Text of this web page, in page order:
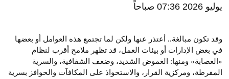
يوليو 2026 07:36 صباحاً
وقد تكون مبالغة.. أعتذر عنها ولكن لما تجتمع هذه العوامل أو بعضها
في بعض الإدارات أو بيئات العمل، قد تظهر ملامح أقرب لنظام
«العصابة» ومنها: الغموض الشديد، وضعف الشفافية، والسرية
المفرطة، ومركزية القرار، والاستحواذ على المكافآت والحوافز بسرية